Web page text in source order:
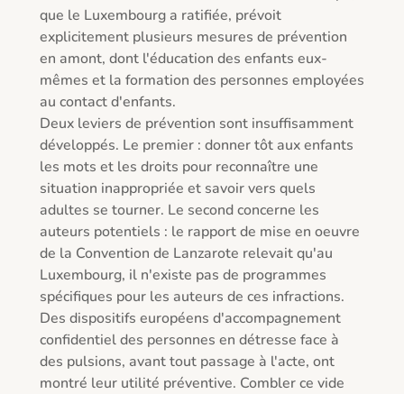
que le Luxembourg a ratifiée, prévoit
explicitement plusieurs mesures de prévention
en amont, dont l'éducation des enfants eux-
mêmes et la formation des personnes employées
au contact d'enfants.
Deux leviers de prévention sont insuffisamment
développés. Le premier : donner tôt aux enfants
les mots et les droits pour reconnaître une
situation inappropriée et savoir vers quels
adultes se tourner. Le second concerne les
auteurs potentiels : le rapport de mise en oeuvre
de la Convention de Lanzarote relevait qu'au
Luxembourg, il n'existe pas de programmes
spécifiques pour les auteurs de ces infractions.
Des dispositifs européens d'accompagnement
confidentiel des personnes en détresse face à
des pulsions, avant tout passage à l'acte, ont
montré leur utilité préventive. Combler ce vide